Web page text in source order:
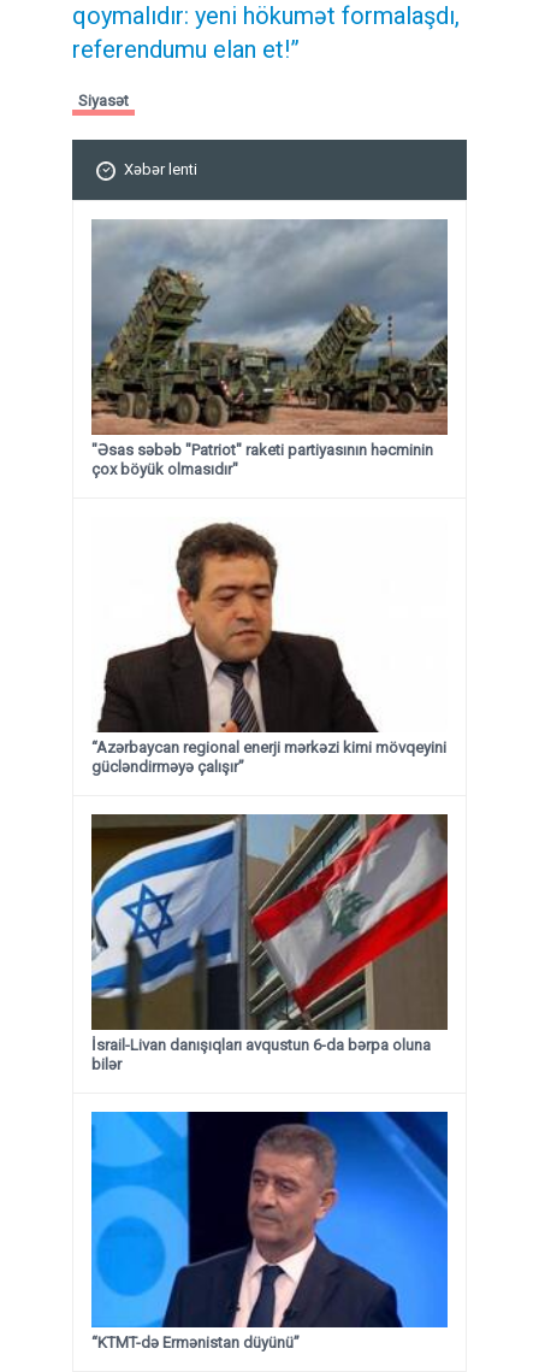
qoymalıdır: yeni hökumət formalaşdı,
referendumu elan et!”
Siyasət
Xəbər lenti
"Əsas səbəb "Patriot" raketi partiyasının həcminin
çox böyük olmasıdır"
“Azərbaycan regional enerji mərkəzi kimi mövqeyini
gücləndirməyə çalışır”
İsrail-Livan danışıqları avqustun 6-da bərpa oluna
bilər
“KTMT-də Ermənistan düyünü”